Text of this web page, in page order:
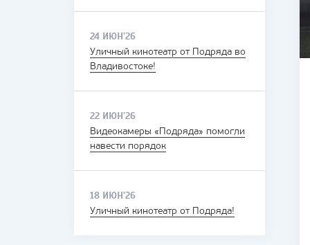
24 ИЮН'26
Уличный кинотеатр от Подряда во
Владивостоке!
22 ИЮН'26
Видеокамеры «Подряда» помогли
навести порядок
18 ИЮН'26
Уличный кинотеатр от Подряда!